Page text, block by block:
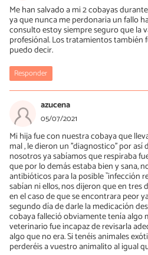
Me han salvado a mi 2 cobayas
ya que nunca me perdonaria un fallo
consulto estoy siempre seguro que la
profesiónal. Los tratamientos
puedo decir.
Responder
azucena
05/07/2021
Mi hija fue con nuestra cobaya que
mal , le dieron un ''diagnostico'' por así
nosotros ya sabíamos que respiraba
que por lo demás estaba bien y sana,
antibióticos para la posible ``infección
sabían ni ellos, nos dijeron que en
en el caso de que se encontrara peor
segundo día de darle la medicación
cobaya falleció obviamente tenía algo
veterinario fue incapaz de revisarla
algo que no era. Si tenéis animales
perderéis a vuestro animalito al igual